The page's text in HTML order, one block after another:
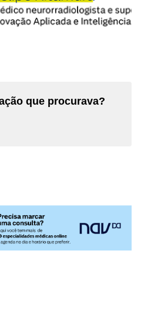
que procurava?